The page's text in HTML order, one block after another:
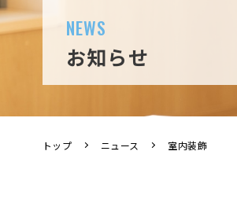
NEWS
お知らせ
トップ ニュース 室内装飾